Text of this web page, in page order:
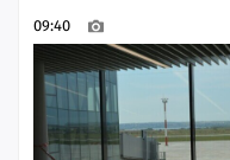
09:40